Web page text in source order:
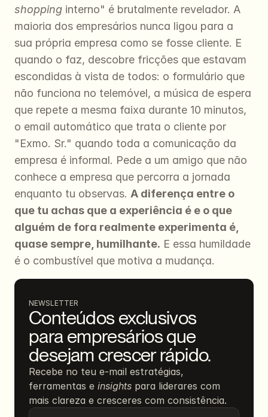
shopping interno" é brutalmente revelador. A
maioria dos empresários nunca ligou para a
sua própria empresa como se fosse cliente. E
quando o faz, descobre fricções que estavam
escondidas à vista de todos: o formulário que
não funciona no telemóvel, a música de espera
que repete a mesma faixa durante 10 minutos,
o email automático que trata o cliente por
"Exmo. Sr." quando toda a comunicação da
empresa é informal. Pede a um amigo que não
conhece a empresa que percorra a jornada
enquanto tu observas. A diferença entre o
que tu achas que a experiência é e o que
alguém de fora realmente experimenta é,
quase sempre, humilhante. E essa humildade
é o combustível que motiva a mudança.
NEWSLETTER
Conteúdos exclusivos
para empresários que
desejam crescer rápido.
Recebe no teu e-mail estratégias,
ferramentas e insights para liderares com
mais clareza e cresceres com consistência.